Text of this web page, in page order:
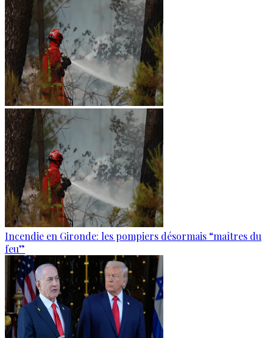
Incendie en Gironde: les pompiers désormais “maîtres du
feu”